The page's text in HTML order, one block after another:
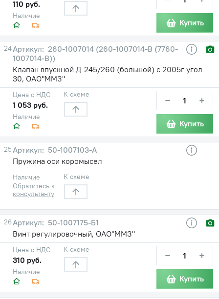
Наличие
110 руб.
Купить
24
260-1007014 (260-1007014-В (7760-
1007014-В))
Клапан впускной Д-245/260 (большой) с 2005г угол
30, ОАО"ММЗ"
Наличие
Цена с НДС
1 053 руб.
К схеме − +
Купить
25
50-1007103-А
Пружина оси коромысел
Наличие
Обратитесь к
консультанту
К схеме
26
50-1007175-Б1
Винт регулировочный, ОАО"ММЗ"
Наличие
Цена с НДС
310 руб.
К схеме − +
Купить